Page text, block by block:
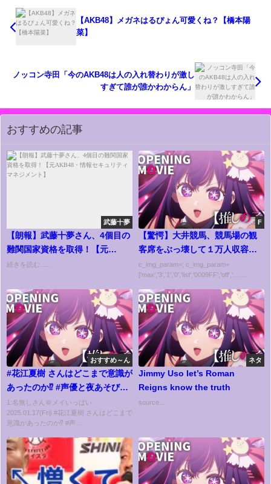
【AKB48】メガネはるぴょん可愛くね？【橋本陽
菜】
ノッコン寺田「今のAKB48は人の入れ替わりが激し
すぎて誰が誰かわからん」
おすすめの記事
武藤十夢
【朗報】武藤十夢さん、4個目の
難関国家資格を取得！【元
AKB48・情報セキュリティマネ
続きを読む......
F
【驚愕】大井競馬、競馬場の観
客席をぶっ壊して１万人収容ア
リーナ建設ｗｗｗｗｗｗ
c_img_param=; c_img_param=
['max','3','1','0','list','0009FF','off','…....
おすすめ～ん
#花江夏樹 さんはどこまで意識が
あったのか⁉️ #声優と夜あそび大
忘年会SP を振り返り📷 #浪川大
輔 #浪川花江と夜あそび #声優と
夜あそび #shorts
1:名無しさん＠メイいっぱい
2025.01.17(Fri) #花江夏樹 さんはどこまで
意識があったのか⁉️ #声...
ネタ
Jimmy Uso let’s Roman
Reigns know the truth
source...